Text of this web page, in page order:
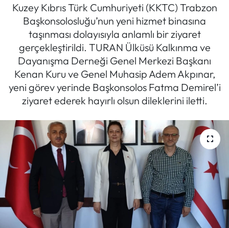
Kuzey Kıbrıs Türk Cumhuriyeti (KKTC) Trabzon
Başkonsolosluğu’nun yeni hizmet binasına
taşınması dolayısıyla anlamlı bir ziyaret
gerçekleştirildi. TURAN Ülküsü Kalkınma ve
Dayanışma Derneği Genel Merkezi Başkanı
Kenan Kuru ve Genel Muhasip Adem Akpınar,
yeni görev yerinde Başkonsolos Fatma Demirel’i
ziyaret ederek hayırlı olsun dileklerini iletti.
Dünya
Magazin
Mektup Galeri
Röportaj
Manşet
Köşe Yazıları
Karikatür Galeri
BIK
ASTROLOJİ
Haber Arşivi